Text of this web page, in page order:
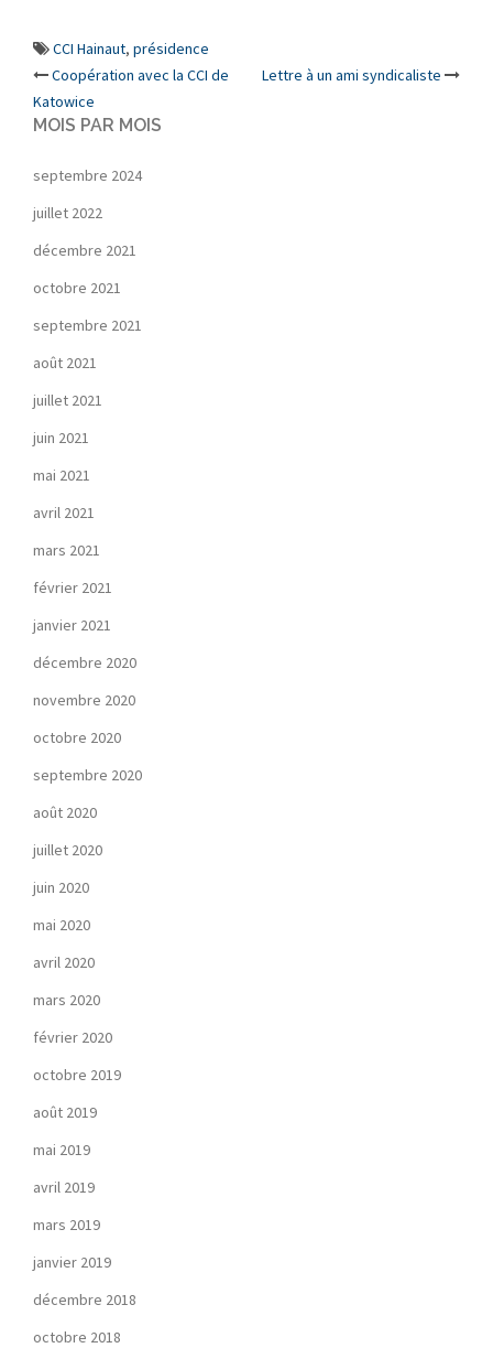
CCI Hainaut, présidence
Post
navigation
Coopération avec la CCI de
Katowice
Lettre à un ami syndicaliste
MOIS PAR MOIS
septembre 2024
juillet 2022
décembre 2021
octobre 2021
septembre 2021
août 2021
juillet 2021
juin 2021
mai 2021
avril 2021
mars 2021
février 2021
janvier 2021
décembre 2020
novembre 2020
octobre 2020
septembre 2020
août 2020
juillet 2020
juin 2020
mai 2020
avril 2020
mars 2020
février 2020
octobre 2019
août 2019
mai 2019
avril 2019
mars 2019
janvier 2019
décembre 2018
octobre 2018